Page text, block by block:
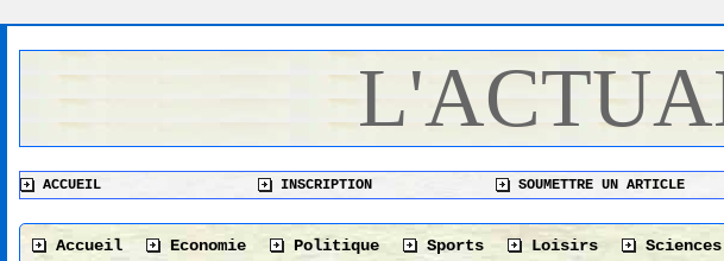
ACCUEIL INSCRIPTION SOUMETTRE UN ARTICLE
Accueil Economie Politique Sports Loisirs Sciences